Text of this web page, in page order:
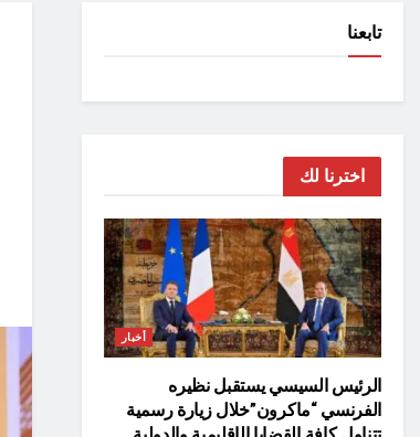
تابعنا
اخترنا لك
أخبار
الرئيس السيسي يستقبل نظيره
الفرنسي “ماكرون”خلال زيارة رسمية